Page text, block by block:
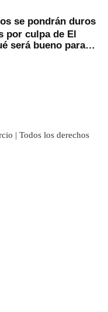
se pondrán duros
por culpa de El
será bueno para
| Todos los derechos